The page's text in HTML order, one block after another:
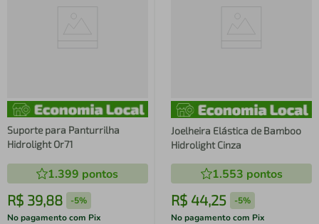
Suporte para Panturrilha
Hidrolight Or71
1.399 pontos
R$ 39,88 -5%
No pagamento com Pix
Joelheira Elástica de Bamboo
Hidrolight Cinza
1.553 pontos
R$ 44,25 -5%
No pagamento com Pix